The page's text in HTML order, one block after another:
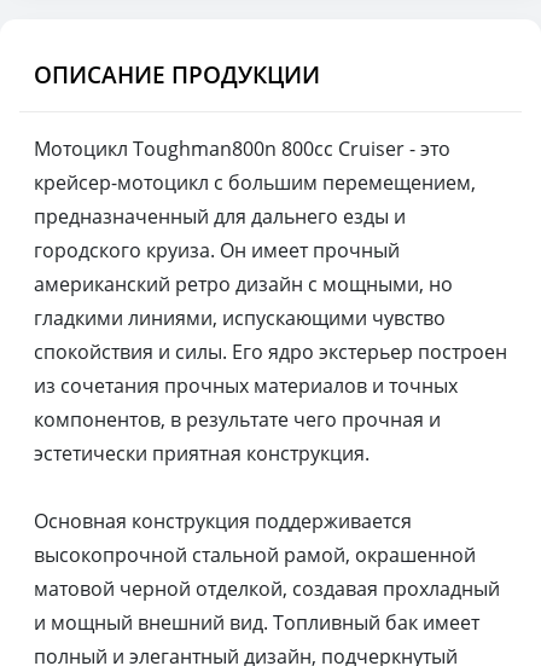
ОПИСАНИЕ ПРОДУКЦИИ
Мотоцикл Toughman800n 800cc Cruiser - это
крейсер-мотоцикл с большим перемещением,
предназначенный для дальнего езды и
городского круиза. Он имеет прочный
американский ретро дизайн с мощными, но
гладкими линиями, испускающими чувство
спокойствия и силы. Его ядро экстерьер построен
из сочетания прочных материалов и точных
компонентов, в результате чего прочная и
эстетически приятная конструкция.
Основная конструкция поддерживается
высокопрочной стальной рамой, окрашенной
матовой черной отделкой, создавая прохладный
и мощный внешний вид. Топливный бак имеет
полный и элегантный дизайн, подчеркнутый